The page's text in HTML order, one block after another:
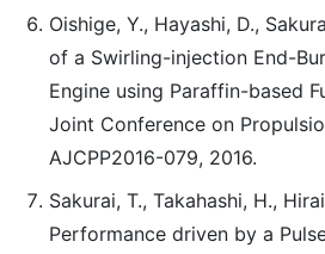
Oishige, Y., Hayashi, D.,
of a Swirling-injection End-
Engine using Paraffin-based
Joint Conference on
AJCPP2016-079, 2016.
Sakurai, T., Takahashi, H.,
Performance driven by a